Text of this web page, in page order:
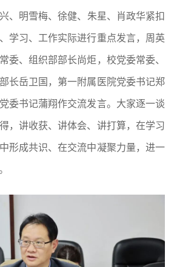
、明雪梅、徐健、朱星、肖政华紧扣
学习、工作实际进行重点发言，周英
委、组织部部长尚炬，校党委常委、
长岳卫国，第一附属医院党委书记郑
委书记蒲翔作交流发言。大家逐一谈
，讲收获、讲体会、讲打算，在学习
形成共识、在交流中凝聚力量，进一